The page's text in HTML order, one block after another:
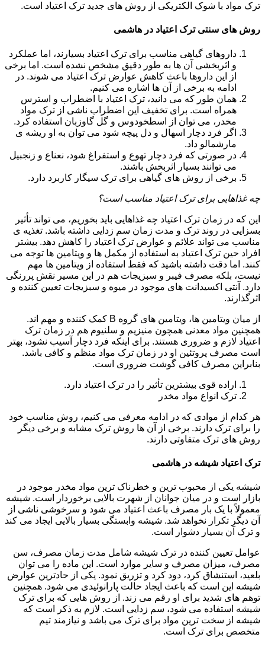
ترک مواد با شوک الکتریکی از روش های جدید ترک اعتیاد است.
روش های سنتی ترک اعتیاد در هاشمی
داروهای گیاهی مناسب برای ترک اعتیاد بسیارند، اما عملکرد
و اثربخشی آن ها به طور دقیق مشخص نشده است. اما برخی
از این داروها باعث کاهش عوارض ترک اعتیاد می شوند. در
ادامه به برخی از آن ها اشاره می کنیم.
همان طور که می دانید، ترک اعتیاد با اضطراب و استرس
همراه است. برای تخفیف این اضطراب ناشی از ترک مواد
مخدر، می توان از اسطخودوس و گل گاوزبان استفاده کرد.
اگر فرد دچار اسهال و دل پیچه شود می توان به او ریشه ی
مارشمالو داد.
در صورتی که فرد دچار تهوع و استفراغ شود، نعناع و زنجبیل
می توانند بسیار اثربخش باشند.
برخی از روش های گیاهی برای ترک سیگار کاربرد دارد.
چه غذاهایی برای ترک اعتیاد مناسب است؟
این که در زمان ترک اعتیاد چه غذاهایی باید بخوریم، می تواند تأثیر
بسزایی در روند ترک و مدت زمان سم زدایی داشته باشد. تغذیه ی
مناسب می تواند علائم و عوارض ترک اعتیاد را کاهش دهد. بیشتر
افراد حین ترک اعتیاد به استفاده از مکمل ها و ویتامین ها توجه می
کنند. اما دقت داشته باشید که فقط استفاده از ویتامین ها مهم
نیست، بلکه مصرف فیبر و سبزیجات هم در این مسیر نقش پررنگی
دارد. آنتی اکسیدانت های موجود در میوه و سبزیجات تعیین کننده و
اثرگذارند.
از میان ویتامین ها، ویتامین های گروه B کمک کننده و مهم اند.
همچنین مواد معدنی همچون منیزیم و سلنیوم هم در زمان ترک
اعتیاد لازم و ضروری هستند. برای اینکه فرد دچار آسیب نشود، بهتر
است مصرف پروتئین او در زمان ترک مواد منظم و کافی باشد.
بنابراین مصرف کافی گوشت ضروری است.
اراده قوی بیشترین تأثیر را در ترک اعتیاد دارد.
ترک انواع مواد مخدر
هر کدام از موادی که در ادامه معرفی می کنیم، روش مناسب خود
را برای ترک دارند. برخی از آن ها روش ترک مشابه و برخی دیگر
روش های ترک متفاوتی دارند.
ترک اعتیاد شیشه در هاشمی
شیشه یکی از محبوب ترین و خطرناک ترین مواد مخدر موجود در
بازار است و در میان جوانان از شهرت بالایی برخوردار است. شیشه
معمولاً با یک بار مصرف باعث اعتیاد می شود و سرخوشی ناشی از
آن دیگر تکرار نخواهد شد. شیشه وابستگی بسیار بالایی ایجاد می کند
و ترک آن بسیار دشوار است.
عوامل تعیین کننده در ترک شیشه شامل مدت زمان مصرف، سن
مصرف، میزان مصرف و سایر موارد است. این ماده را می توان
بلعید، استنشاق کرد، دود کرد و تزریق نمود. یکی از حادترین عوارض
شیشه این است که باعث ایجاد حالت پارانوئیدی می شود. همچنین
توهم های شدید برای او رقم می زند. از روش هایی که برای ترک
شیشه استفاده می شود، سم زدایی است. لازم به ذکر است که
شیشه از سخت ترین مواد برای ترک می باشد و نیازمند تیم
متخصص برای ترک است.